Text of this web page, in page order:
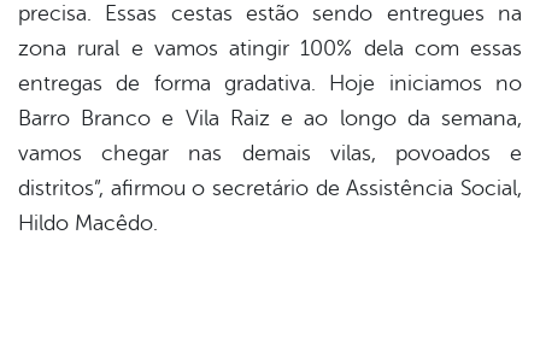
precisa. Essas cestas estão sendo entregues na
zona rural e vamos atingir 100% dela com essas
entregas de forma gradativa. Hoje iniciamos no
Barro Branco e Vila Raiz e ao longo da semana,
vamos chegar nas demais vilas, povoados e
distritos”, afirmou o secretário de Assistência Social,
Hildo Macêdo.